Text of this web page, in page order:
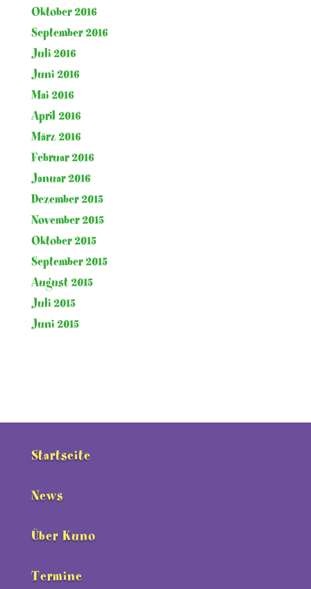
Oktober 2016
September 2016
Juli 2016
Juni 2016
Mai 2016
April 2016
März 2016
Februar 2016
Januar 2016
Dezember 2015
November 2015
Oktober 2015
September 2015
August 2015
Juli 2015
Juni 2015
Startseite
News
Über Kuno
Termine